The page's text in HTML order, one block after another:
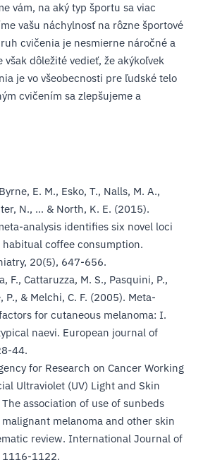
vám, na aký typ športu sa viac
vašu náchylnosť na rôzne športové
cvičenia je nesmierne náročné a
dôležité vedieť, že akýkoľvek
je vo všeobecnosti pre ľudské telo
cvičením sa zlepšujeme a
E. M., Esko, T., Nalls, M. A.,
N., … & North, K. E. (2015).
analysis identifies six novel loci
coffee consumption.
20(5), 647-656.
F., Cattaruzza, M. S., Pasquini, P.,
P., & Melchi, C. F. (2005). Meta-
for cutaneous melanoma: I.
naevi. European journal of
44.
for Research on Cancer Working
Ultraviolet (UV) Light and Skin
association of use of sunbeds
melanoma and other skin
review. International Journal of
1116-1122.